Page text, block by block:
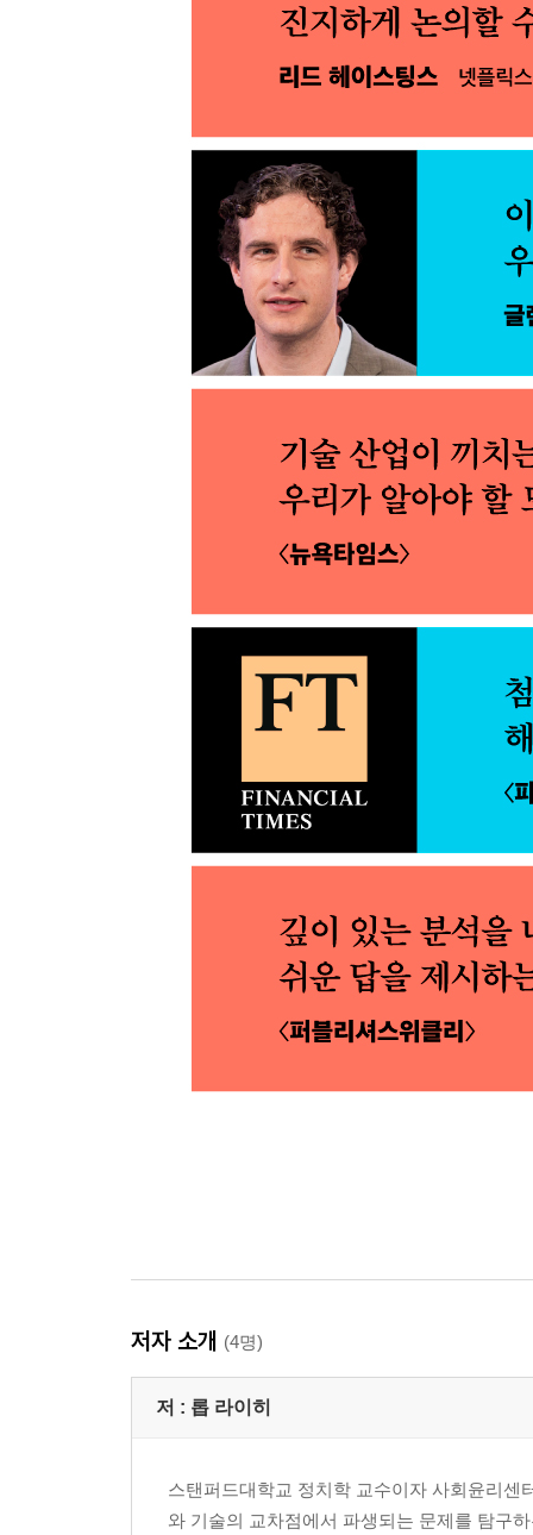
저자 소개 (4명)
저 : 롭 라이히
스탠퍼드대학교 정치학 교수이자 사회윤리
와 기술의 교차점에서 파생되는 문제를 탐구